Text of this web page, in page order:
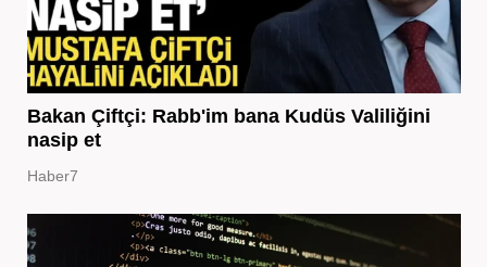
Bakan Çiftçi: Rabb'im bana Kudüs Valiliğini
nasip et
Haber7